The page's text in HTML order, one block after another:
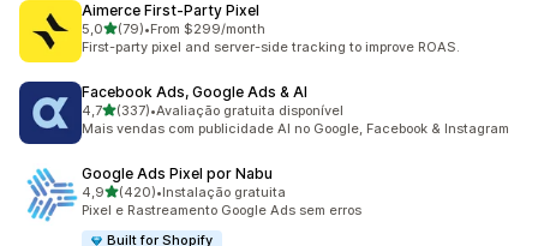
Aimerce First‑Party Pixel
5,0de 5 estrelas
(79)
79 total de avaliações
•From $299/month
First-party pixel and server-side tracking to improve ROAS.
Facebook Ads, Google Ads & AI
4,7de 5 estrelas
(337)
337 total de avaliações
•Avaliação gratuita disponível
Mais vendas com publicidade AI no Google, Facebook & Instagram
Google Ads Pixel por Nabu
4,9de 5 estrelas
(420)
420 total de avaliações
•Instalação gratuita
Pixel e Rastreamento Google Ads sem erros
Built for Shopify